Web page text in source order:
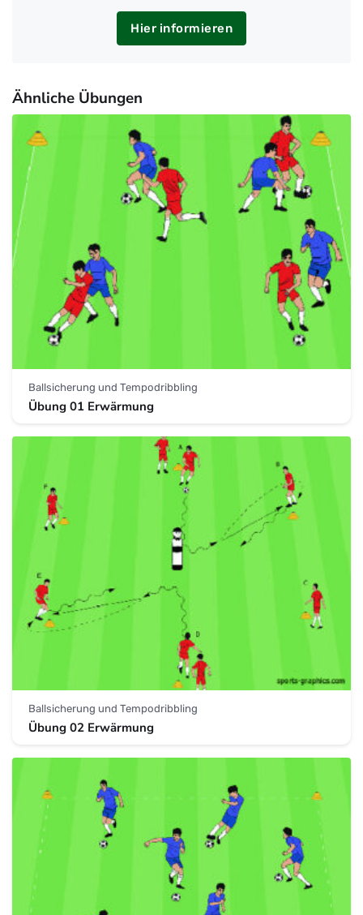
Hier informieren
Ähnliche Übungen
Ballsicherung und Tempodribbling
Übung 01 Erwärmung
Ballsicherung und Tempodribbling
Übung 02 Erwärmung